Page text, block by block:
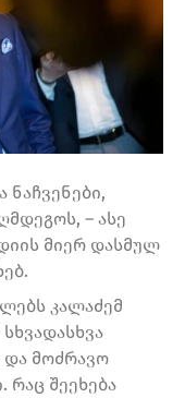
ნაჩვენები,
– ასე
მიერ დასმულ
კალაძემ
და მოძრავო
რაც შეეხება